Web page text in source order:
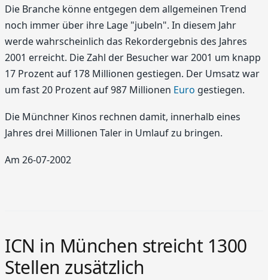
Die Branche könne entgegen dem allgemeinen Trend
noch immer über ihre Lage "jubeln". In diesem Jahr
werde wahrscheinlich das Rekordergebnis des Jahres
2001 erreicht. Die Zahl der Besucher war 2001 um knapp
17 Prozent auf 178 Millionen gestiegen. Der Umsatz war
um fast 20 Prozent auf 987 Millionen Euro gestiegen.
Die Münchner Kinos rechnen damit, innerhalb eines
Jahres drei Millionen Taler in Umlauf zu bringen.
Am 26-07-2002
ICN in München streicht 1300
Stellen zusätzlich